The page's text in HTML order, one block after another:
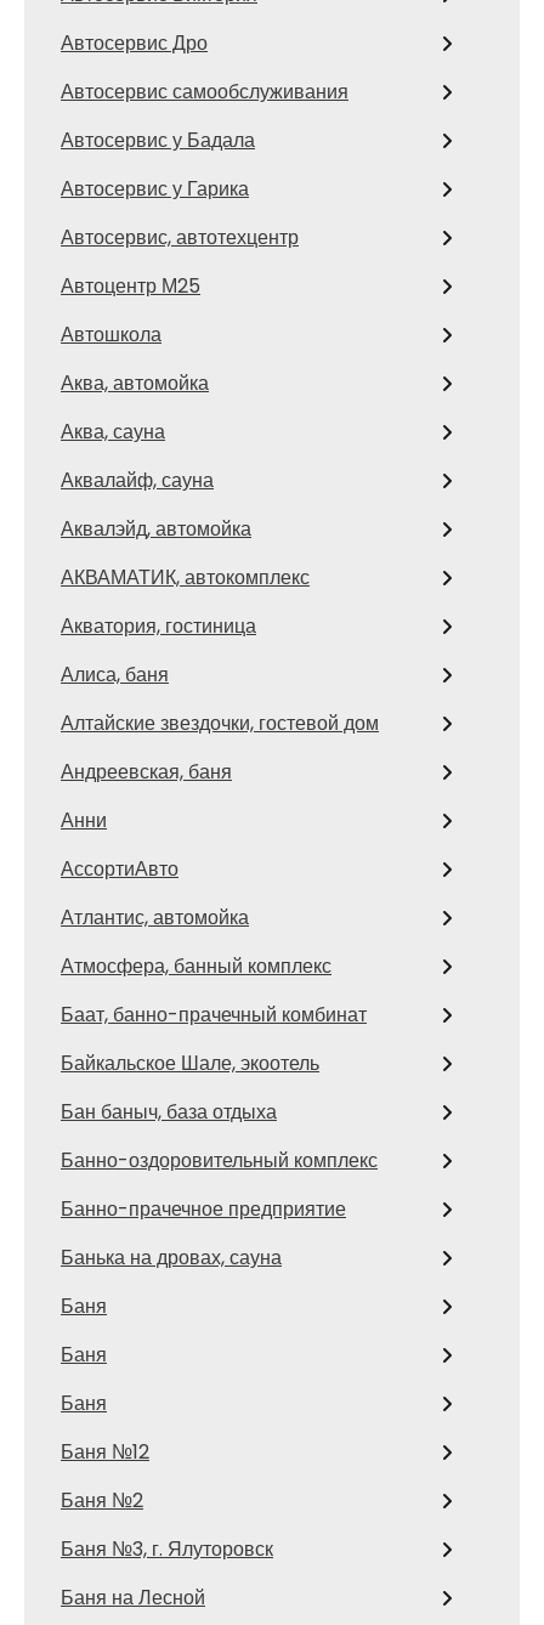
Автосервис Дро
Автосервис самообслуживания
Автосервис у Бадала
Автосервис у Гарика
Автосервис, автотехцентр
Автоцентр М25
Автошкола
Аква, автомойка
Аква, сауна
Аквалайф, сауна
Аквалэйд, автомойка
АКВАМАТИК, автокомплекс
Акватория, гостиница
Алиса, баня
Алтайские звездочки, гостевой дом
Андреевская, баня
Анни
АссортиАвто
Атлантис, автомойка
Атмосфера, банный комплекс
Баат, банно-прачечный комбинат
Байкальское Шале, экоотель
Бан баныч, база отдыха
Банно-оздоровительный комплекс
Банно-прачечное предприятие
Банька на дровах, сауна
Баня
Баня
Баня
Баня №12
Баня №2
Баня №3, г. Ялуторовск
Баня на Лесной